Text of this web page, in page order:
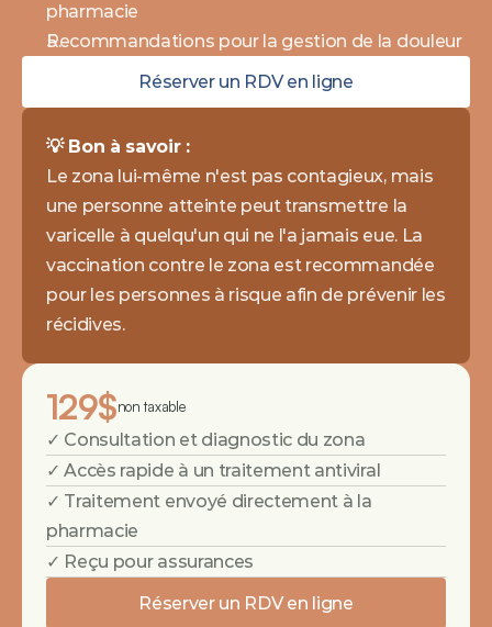
pharmacie
Recommandations pour la gestion de la douleur
Réserver un RDV en ligne
💡 Bon à savoir :
Le zona lui-même n'est pas contagieux, mais
une personne atteinte peut transmettre la
varicelle à quelqu'un qui ne l'a jamais eue. La
vaccination contre le zona est recommandée
pour les personnes à risque afin de prévenir les
récidives.
129$non taxable
✓ Consultation et diagnostic du zona
✓ Accès rapide à un traitement antiviral
✓ Traitement envoyé directement à la
pharmacie
✓ Reçu pour assurances
Réserver un RDV en ligne